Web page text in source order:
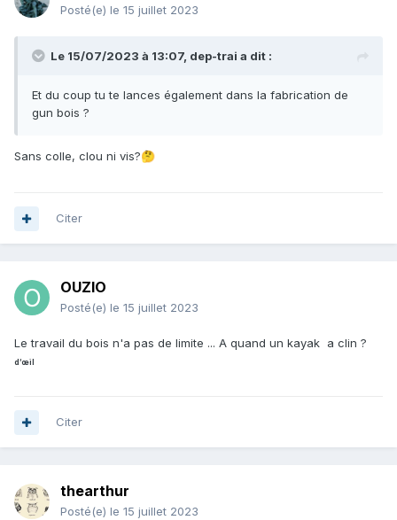
Posté(e) le 15 juillet 2023
Le 15/07/2023 à 13:07, dep-trai a dit :
Et du coup tu te lances également dans la fabrication de
gun bois ?
Sans colle, clou ni vis?🤔
Citer
OUZIO
Posté(e) le 15 juillet 2023
Le travail du bois n'a pas de limite ... A quand un kayak a clin ?
d’œil
Citer
thearthur
Posté(e) le 15 juillet 2023